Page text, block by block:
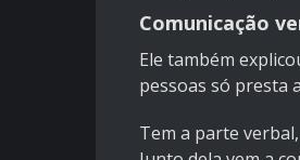
Comunicação
Ele também
pessoas só presta
Tem a parte